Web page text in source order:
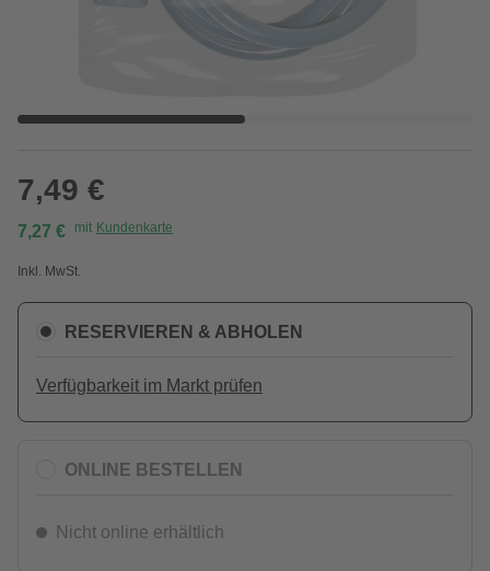
7,49 €
7,27 € mit Kundenkarte
Inkl. MwSt.
RESERVIEREN & ABHOLEN
Verfügbarkeit im Markt prüfen
ONLINE BESTELLEN
Nicht online erhältlich